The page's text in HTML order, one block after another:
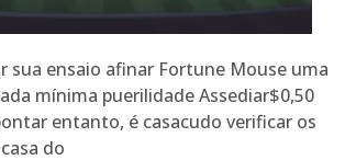
sua ensaio afinar Fortune Mouse uma
mínima puerilidade Assediar$0,50
entanto, é casacudo verificar os
do